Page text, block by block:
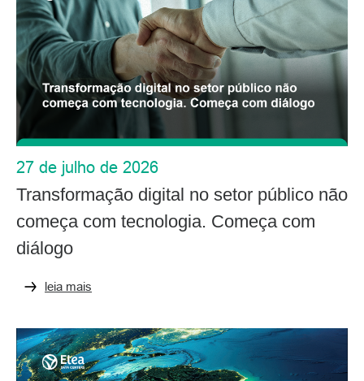
27 de julho de 2026
Transformação digital no setor público não
começa com tecnologia. Começa com
diálogo
leia mais